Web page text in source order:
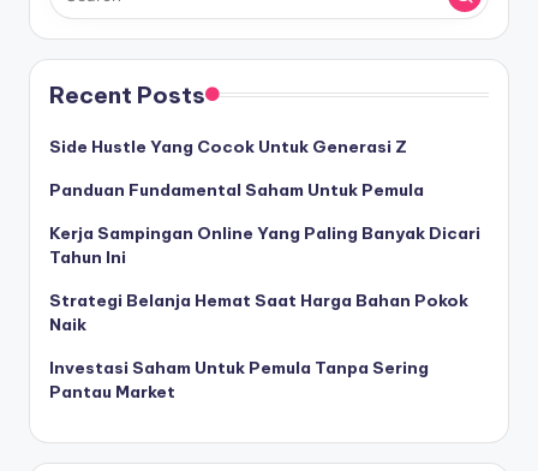
Recent Posts
Side Hustle Yang Cocok Untuk Generasi Z
Panduan Fundamental Saham Untuk Pemula
Kerja Sampingan Online Yang Paling Banyak Dicari
Tahun Ini
Strategi Belanja Hemat Saat Harga Bahan Pokok
Naik
Investasi Saham Untuk Pemula Tanpa Sering
Pantau Market